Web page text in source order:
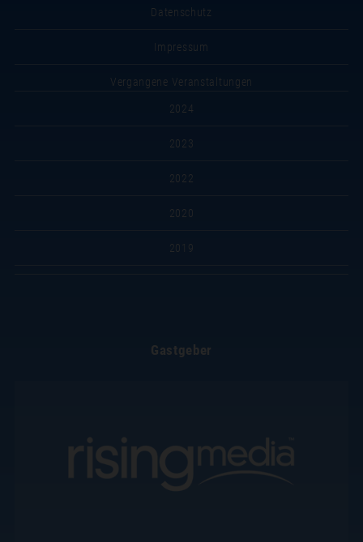
Datenschutz
Impressum
Vergangene Veranstaltungen
2024
2023
2022
2020
2019
Gastgeber